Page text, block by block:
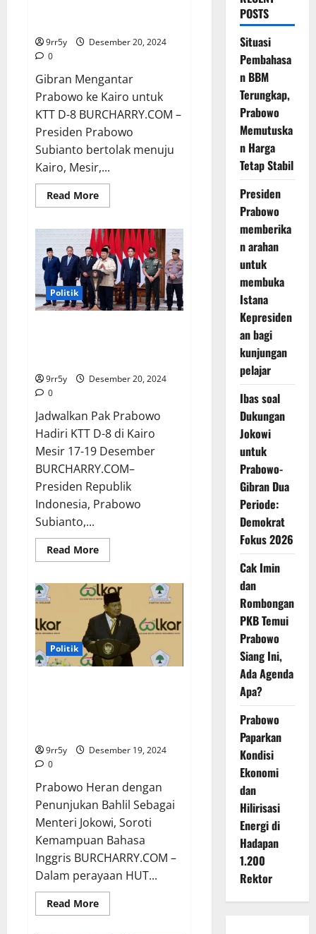
9rr5y
Desember 20, 2024
0
Gibran Mengantar
Prabowo ke Kairo untuk
KTT D-8 BURCHARRY.COM –
Presiden Prabowo
Subianto bertolak menuju
Kairo, Mesir,...
Read MoreRead
more
Mengantar
Prabowo
ke
Kairo
untuk
KTT
D-
8
Politik
9rr5y
Desember 20, 2024
0
Jadwalkan Pak Prabowo
Hadiri KTT D-8 di Kairo
Mesir 17-19 Desember
BURCHARRY.COM–
Presiden Republik
Indonesia, Prabowo
Subianto,...
Read MoreRead
more
Pak
Prabowo
Hadiri
KTT
D-
8
di
Kairo
Mesir
Politik
9rr5y
Desember 19, 2024
0
Prabowo Heran dengan
Penunjukan Bahlil Sebagai
Menteri Jokowi, Soroti
Kemampuan Bahasa
Inggris BURCHARRY.COM –
Dalam perayaan HUT...
Read MoreRead
more
POSTS
Situasi
Pembahasa
n BBM
Terungkap,
Prabowo
Memutuska
n Harga
Tetap Stabil
Presiden
Prabowo
memberika
n arahan
untuk
membuka
Istana
Kepresiden
an bagi
kunjungan
pelajar
Ibas soal
Dukungan
Jokowi
untuk
Prabowo-
Gibran Dua
Periode:
Demokrat
Fokus 2026
Cak Imin
dan
Rombongan
PKB Temui
Prabowo
Siang Ini,
Ada Agenda
Apa?
Prabowo
Paparkan
Kondisi
Ekonomi
dan
Hilirisasi
Energi di
Hadapan
1.200
Rektor